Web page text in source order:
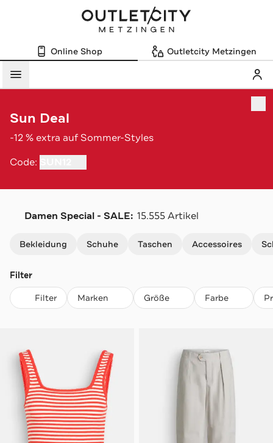
Online Shop Outletcity Metzingen
Menü
Sun Deal
-12 % extra auf Sommer-Styles
Code:
Damen Special - SALE: 15.555 Artikel
Bekleidung Schuhe Taschen Accessoires
Filter
Filter Marken Größe Farbe